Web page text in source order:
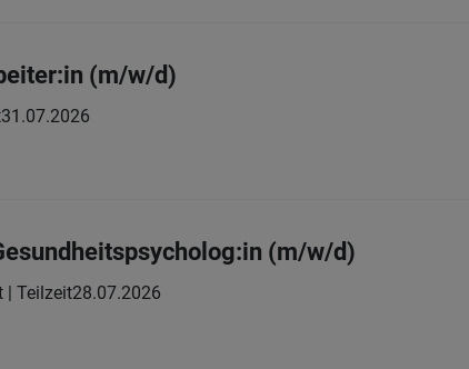
(m/w/d)
31.07.2026
(m/w/d)
| Teilzeit28.07.2026